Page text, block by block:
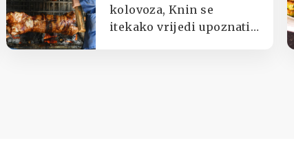
kolovoza, Knin se
itekako vrijedi upoznati i